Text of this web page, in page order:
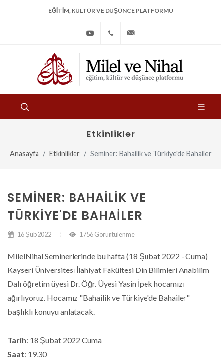
EĞITIM, KÜLTÜR VE DÜŞÜNCE PLATFORMU
Youtube +90
533
31
Etkinlikler
Anasayfa Etkinlikler Seminer: Bahailik ve Türkiye'de Bahailer
SEMINER: BAHAILIK VE
TÜRKIYE'DE BAHAILER
16 Şub 2022 1756 Görüntülenme
MilelNihal Seminerlerinde bu hafta (18 Şubat 2022 - Cuma)
Kayseri Üniversitesi İlahiyat Fakültesi Din Bilimleri Anabilim
Dalı öğretim üyesi Dr. Öğr. Üyesi Yasin İpek hocamızı
ağırlıyoruz. Hocamız "Bahailik ve Türkiye'de Bahailer"
başlıklı konuyu anlatacak.
Tarih: 18 Şubat 2022 Cuma
Saat: 19.30